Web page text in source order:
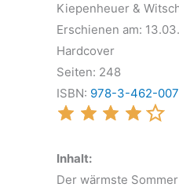
Kiepenheuer &
Erschienen am:
Hardcover
Seiten: 248
ISBN: 978-3-462-
Inhalt:
Der wärmste